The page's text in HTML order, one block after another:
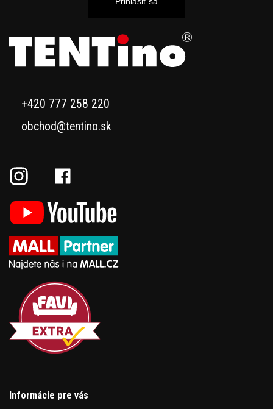
+420 777 258 220
obchod@tentino.sk
Informácie pre vás